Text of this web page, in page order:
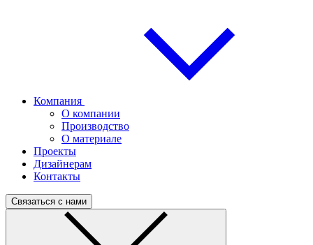
Компания
О компании
Производство
О материале
Проекты
Дизайнерам
Контакты
Связаться с нами